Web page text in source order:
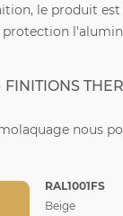
le produit
FINITIONS
nous
RAL1001FS
Beige